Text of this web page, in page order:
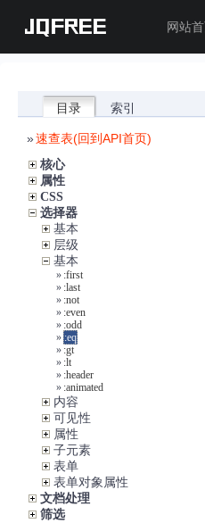
JQFREE 网站
目录 索引
»速查表(回到API首页)
核心
属性
CSS
选择器
基本
层级
基本
» :first
» :last
» :not
» :even
» :odd
» :eq
» :gt
» :lt
» :header
» :animated
内容
可见性
属性
子元素
表单
表单对象属性
文档处理
筛选